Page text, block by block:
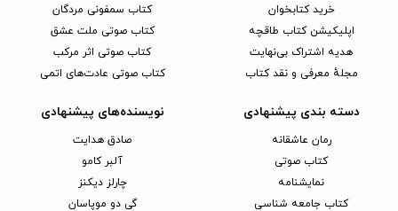
خرید کتابخوان
اپلیکیشن کتاب طاقچه
هدیه اشتراک بی‌نهایت
مجلهٔ معرفی و نقد کتاب
کتاب سمفونی مردگان
کتاب صوتی ملت عشق
کتاب صوتی اثر مرکب
کتاب صوتی عادت‌های اتمی
دسته بندی پیشنهادی
رمان عاشقانه
کتاب‌ صوتی
نمایشنامه
کتاب جامعه شناسی
نویسنده‌های پیشنهادی
صادق هدایت
آلبر کامو
چارلز دیکنز
گی دو موپاسان